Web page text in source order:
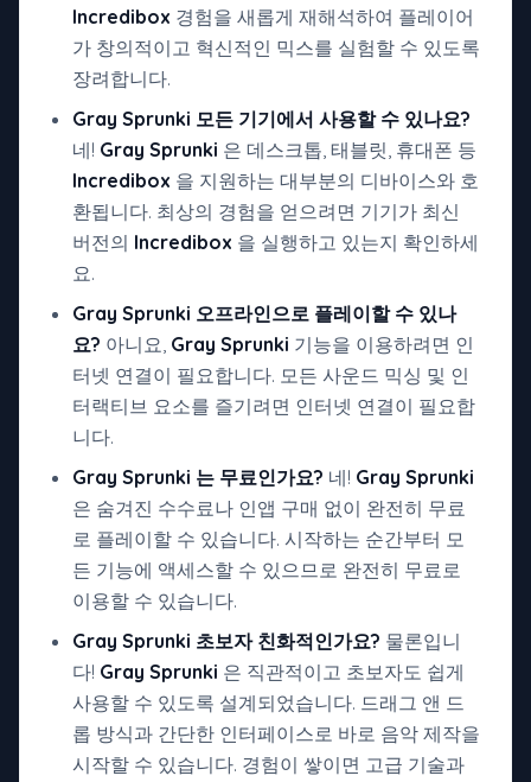
Incredibox 경험을 새롭게 재해석하여 플레이어
가 창의적이고 혁신적인 믹스를 실험할 수 있도록
장려합니다.
Gray Sprunki 모든 기기에서 사용할 수 있나요?
네! Gray Sprunki 은 데스크톱, 태블릿, 휴대폰 등
Incredibox 을 지원하는 대부분의 디바이스와 호
환됩니다. 최상의 경험을 얻으려면 기기가 최신
버전의 Incredibox 을 실행하고 있는지 확인하세
요.
Gray Sprunki 오프라인으로 플레이할 수 있나
요? 아니요, Gray Sprunki 기능을 이용하려면 인
터넷 연결이 필요합니다. 모든 사운드 믹싱 및 인
터랙티브 요소를 즐기려면 인터넷 연결이 필요합
니다.
Gray Sprunki 는 무료인가요? 네! Gray Sprunki
은 숨겨진 수수료나 인앱 구매 없이 완전히 무료
로 플레이할 수 있습니다. 시작하는 순간부터 모
든 기능에 액세스할 수 있으므로 완전히 무료로
이용할 수 있습니다.
Gray Sprunki 초보자 친화적인가요? 물론입니
다! Gray Sprunki 은 직관적이고 초보자도 쉽게
사용할 수 있도록 설계되었습니다. 드래그 앤 드
롭 방식과 간단한 인터페이스로 바로 음악 제작을
시작할 수 있습니다. 경험이 쌓이면 고급 기술과